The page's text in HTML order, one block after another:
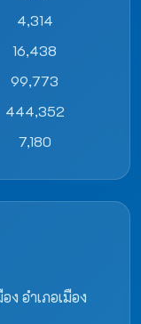
4,314
16,438
99,773
444,352
7,180
อำเภอเมือง